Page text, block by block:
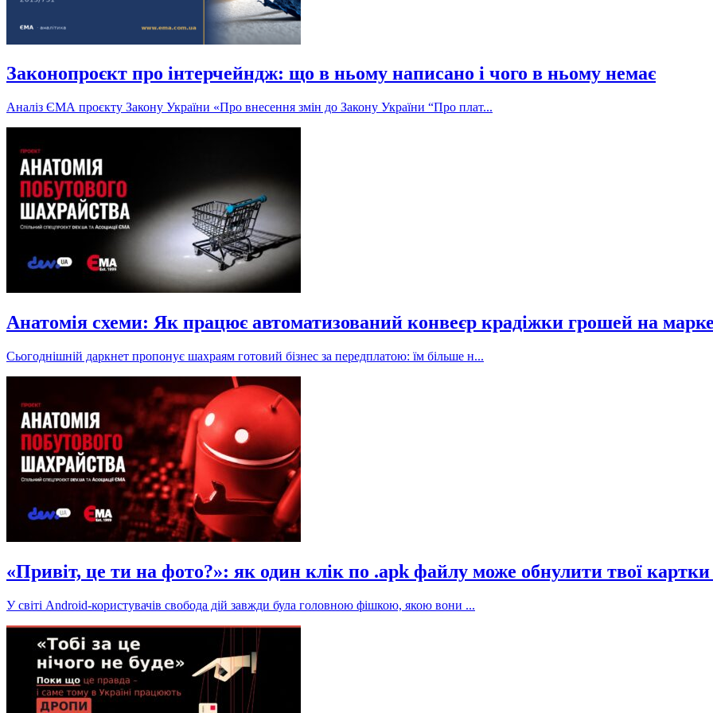
Законопроєкт про інтерчейндж: що в ньому написано і чого в ньому немає
Аналіз ЄМА проєкту Закону України «Про внесення змін до Закону України “Про плат...
Анатомія схеми: Як працює автоматизований конвеєр крадіжки грошей на
Сьогоднішній даркнет пропонує шахраям готовий бізнес за передплатою: їм більше н...
«Привіт, це ти на фото?»: як один клік по .apk файлу може обнулити твої картки
У світі Android-користувачів свобода дій завжди була головною фішкою, якою вони ...